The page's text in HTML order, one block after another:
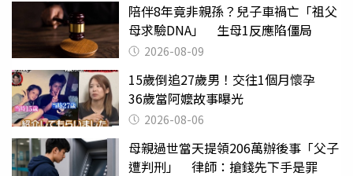
陪伴8年竟非親孫？兒子車禍亡「祖父
母求驗DNA」 生母1反應陷僵局
2026-08-09
15歲倒追27歲男！交往1個月懷孕
36歲當阿嬤故事曝光
2026-08-06
母親過世當天提領206萬辦後事「父子
遭判刑」 律師：搶錢先下手是罪